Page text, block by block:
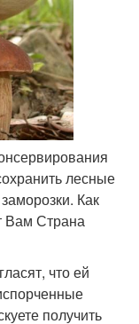
лесные
Как
Вам Страна
что ей
получить